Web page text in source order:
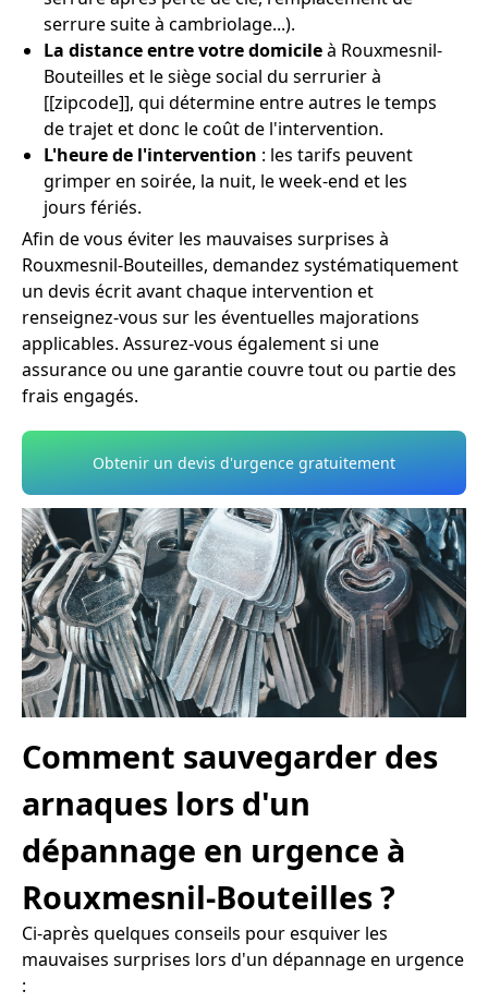
serrure suite à cambriolage...).
La distance entre votre domicileà Rouxmesnil-
Bouteilles et le siège social du serrurier à
[[zipcode]], qui détermine entre autres le temps
de trajet et donc le coût de l'intervention.
L'heure de l'intervention : les tarifs peuvent
grimper en soirée, la nuit, le week-end et les
jours fériés.
Afin de vous éviter les mauvaises surprises à
Rouxmesnil-Bouteilles, demandez systématiquement
un devis écrit avant chaque intervention et
renseignez-vous sur les éventuelles majorations
applicables. Assurez-vous également si une
assurance ou une garantie couvre tout ou partie des
frais engagés.
Obtenir un devis d'urgence gratuitement
Comment sauvegarder des
arnaques lors d'un
dépannage en urgence à
Rouxmesnil-Bouteilles ?
Ci-après quelques conseils pour esquiver les
mauvaises surprises lors d'un dépannage en urgence
: